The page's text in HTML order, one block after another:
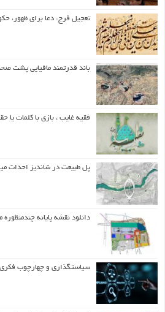
تعجیل فرج: دعا برای ظهور،
باند قدرتمند مافیایی پشت
فقیه غایب ، بازی با کلمات یا
پل طبیعت در شاندیز احداث
دانلود نقشه پایانه
سیاستگذاری و چهارچوب فکری